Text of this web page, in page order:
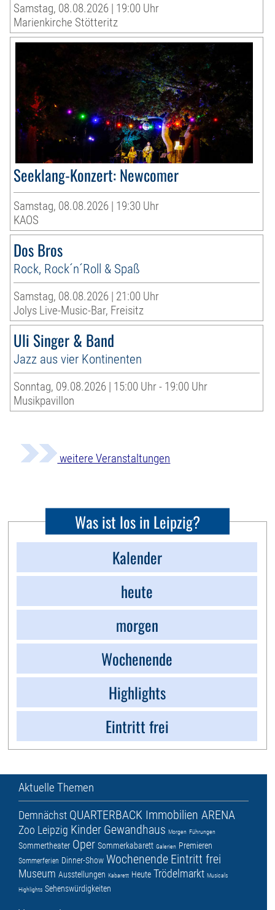
Samstag, 08.08.2026 | 19:00 Uhr
Marienkirche Stötteritz
Seeklang-Konzert: Newcomer
Samstag, 08.08.2026 | 19:30 Uhr
KAOS
Dos Bros
Rock, Rock´n´Roll & Spaß
Samstag, 08.08.2026 | 21:00 Uhr
Jolys Live-Music-Bar, Freisitz
Uli Singer & Band
Jazz aus vier Kontinenten
Sonntag, 09.08.2026 | 15:00 Uhr - 19:00 Uhr
Musikpavillon
weitere Veranstaltungen
Was ist los in Leipzig?
Kalender
heute
morgen
Wochenende
Highlights
Eintritt frei
Aktuelle Themen
Demnächst QUARTERBACK Immobilien ARENA
Zoo Leipzig Kinder Gewandhaus Morgen Führungen
Sommertheater Oper Sommerkabarett Galerien Premieren
Sommerferien Dinner-Show Wochenende Eintritt frei
Museum Ausstellungen Kabarett Heute Trödelmarkt Musicals
Highlights Sehenswürdigkeiten